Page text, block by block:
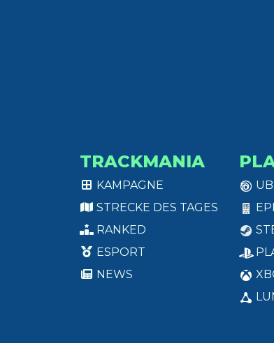
TRACKMANIA
KAMPAGNE
STRECKE DES TAGES
RANKED
ESPORT
NEWS